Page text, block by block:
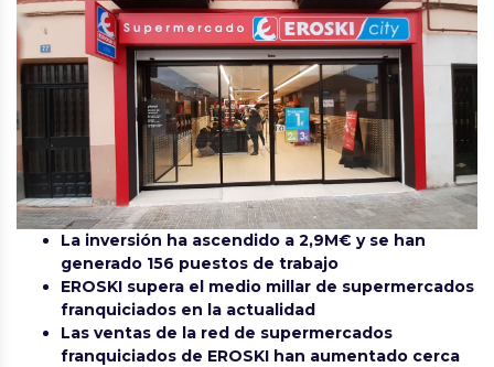
La inversión ha ascendido a 2,9M€ y se han
generado 156 puestos de trabajo
EROSKI supera el medio millar de supermercados
franquiciados en la actualidad
Las ventas de la red de supermercados
franquiciados de EROSKI han aumentado cerca